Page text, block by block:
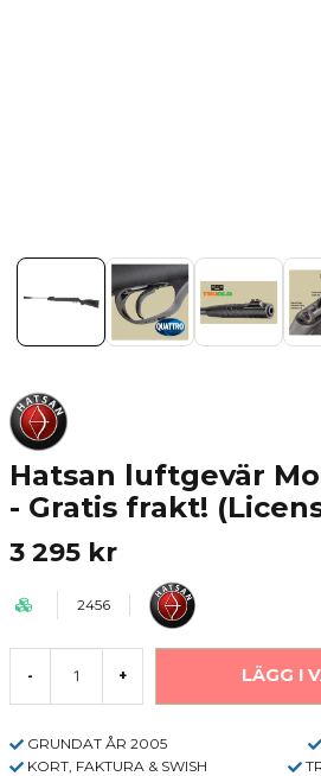
Hatsan luftgevär
- Gratis frakt!
3 295 kr
2456
- + LÄGG I
GRUNDAT ÅR 2005
KORT, FAKTURA & SWISH